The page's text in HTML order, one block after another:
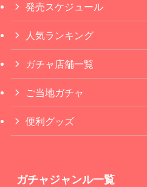
発売スケジュール
人気ランキング
ガチャ店舗一覧
ご当地ガチャ
便利グッズ
ガチャジャンル一覧